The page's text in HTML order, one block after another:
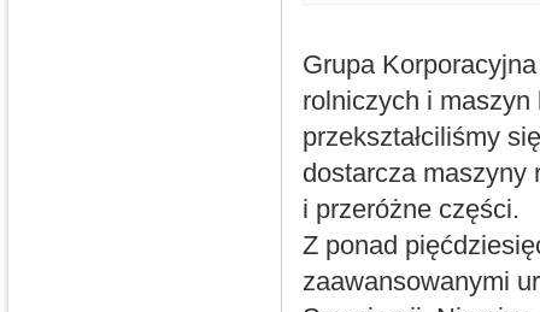
Grupa
rolniczych i
przekształciliśmy
dostarcza maszyny
i przeróżne części.
Z ponad
zaawansowanymi